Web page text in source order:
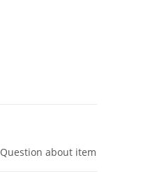
Question about item